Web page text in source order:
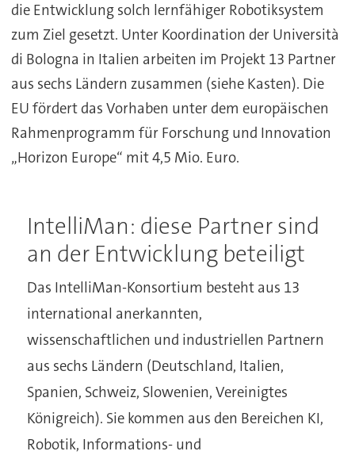
die Entwicklung solch lernfähiger Robotiksystem
zum Ziel gesetzt. Unter Koordination der Università
di Bologna in Italien arbeiten im Projekt 13 Partner
aus sechs Ländern zusammen (siehe Kasten). Die
EU fördert das Vorhaben unter dem europäischen
Rahmenprogramm für Forschung und Innovation
„Horizon Europe“ mit 4,5 Mio. Euro.
IntelliMan: diese Partner sind
an der Entwicklung beteiligt
Das IntelliMan-Konsortium besteht aus 13
international anerkannten,
wissenschaftlichen und industriellen Partnern
aus sechs Ländern (Deutschland, Italien,
Spanien, Schweiz, Slowenien, Vereinigtes
Königreich). Sie kommen aus den Bereichen KI,
Robotik, Informations- und